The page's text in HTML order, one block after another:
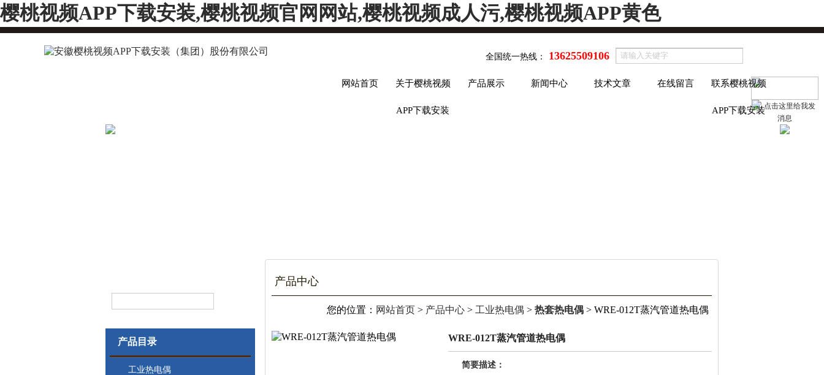
樱桃视频APP下载安装,樱桃视频官网网站,樱桃视频成人污,樱桃视频APP黄色
全国统一热线： 13625509106
网站首页 关于樱桃视频
APP下载安装
产品展示 新闻中心 技术文章 在线留言 联系樱桃视频
APP下载安装
产品目录
工业热电偶
产品中心
您的位置： 网站首页 > 产品中心 > 工业热电偶 > 热套热电偶 > WRE-012T蒸汽管道热电偶
WRE-012T蒸汽管道热电偶
简要描述：